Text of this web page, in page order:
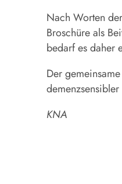
Nach Worten
Broschüre als
bedarf es daher
Der
KNA